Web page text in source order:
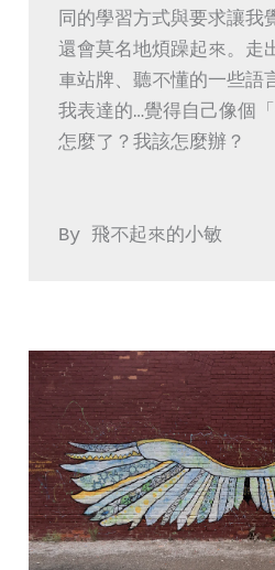
同的學習方式與要求讓我
還會莫名地煩躁起來。走
車站牌、聽不懂的一些語
我表達的…覺得自己像個
怎麼了？我該怎麼辦？
By 飛不起來的小敏